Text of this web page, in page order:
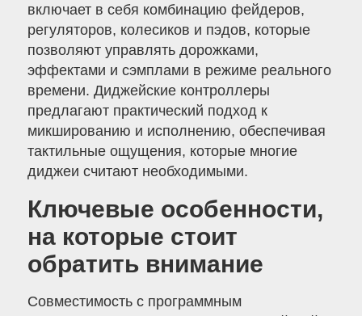
включает в себя комбинацию фейдеров,
регуляторов, колесиков и пэдов, которые
позволяют управлять дорожками,
эффектами и сэмплами в режиме реального
времени. Диджейские контроллеры
предлагают практический подход к
микшированию и исполнению, обеспечивая
тактильные ощущения, которые многие
диджеи считают необходимыми.
Ключевые особенности,
на которые стоит
обратить внимание
Совместимость с программным